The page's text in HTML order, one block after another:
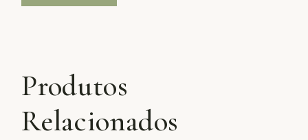
Produtos
Relacionados